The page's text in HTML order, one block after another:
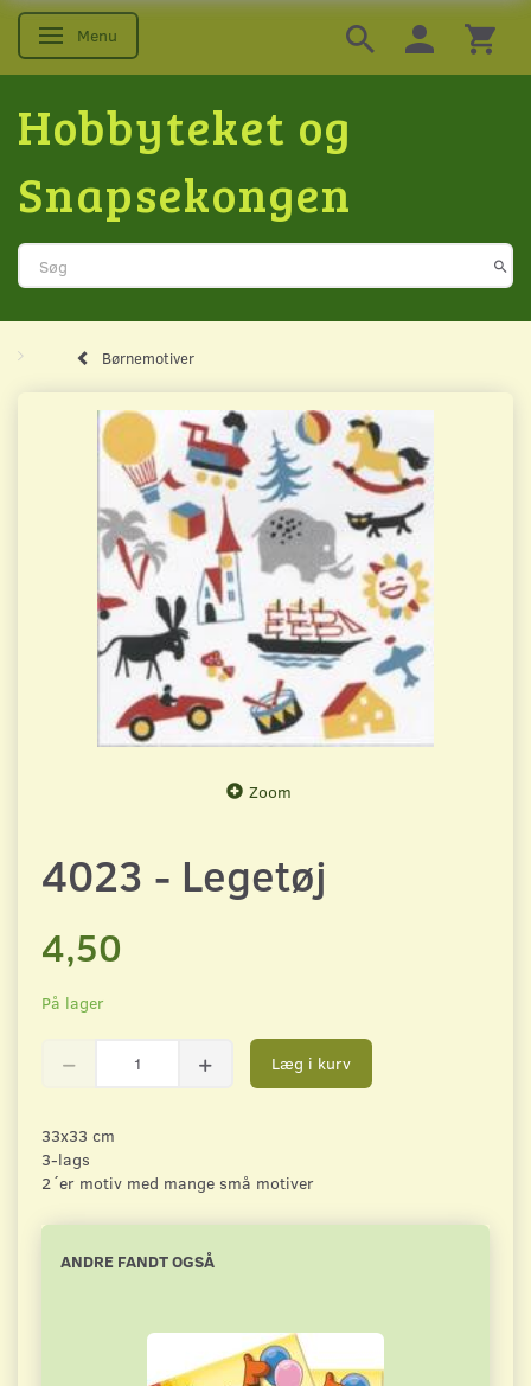
Skifte navigation
Menu
Hobbyteket og
Snapsekongen
Børnemotiver
Zoom
4023 - Legetøj
4,50
På lager
Læg i kurv
33x33 cm
3-lags
2´er motiv med mange små motiver
ANDRE FANDT OGSÅ